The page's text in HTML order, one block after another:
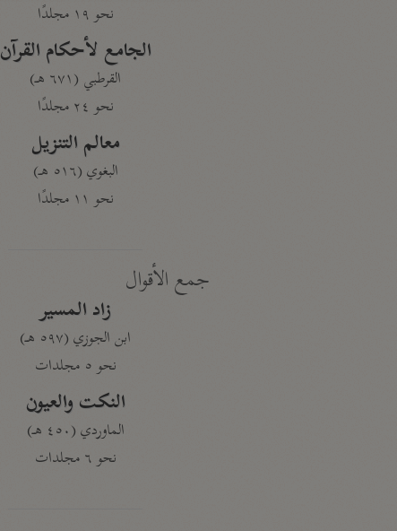
نحو ١٩ مجلدًا
الجامع لأحكام القرآن
القرطبي (٦٧١ هـ)
نحو ٢٤ مجلدًا
معالم التنزيل
البغوي (٥١٦ هـ)
نحو ١١ مجلدًا
جمع الأقوال
زاد المسير
ابن الجوزي (٥٩٧ هـ)
نحو ٥ مجلدات
النكت والعيون
الماوردي (٤٥٠ هـ)
نحو ٦ مجلدات